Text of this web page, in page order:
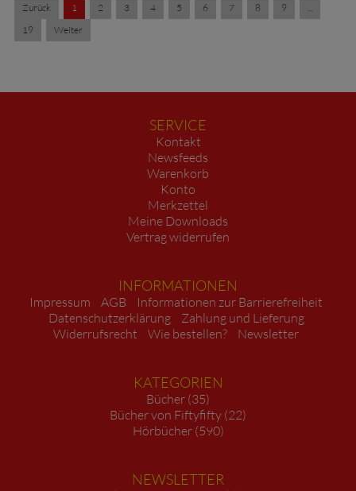
Zurück 1 2 3 4 5 6 7 8 9
19
Weiter
SERVICE
Kontakt
Newsfeeds
Warenkorb
Konto
Merkzettel
Meine Downloads
Vertrag widerrufen
INFORMATIONEN
Impressum AGB
Informationen zur Barrierefreiheit
Datenschutzerklärung
Zahlung und Lieferung
Widerrufsrecht
Wie bestellen? Newsletter
KATEGORIEN
Bücher (35)
Bücher von Fiftyfifty (22)
Hörbücher (590)
NEWSLETTER